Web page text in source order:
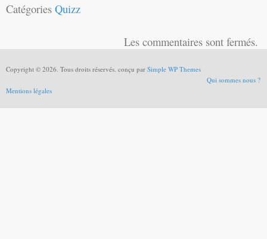
Catégories Quizz
Les commentaires sont fermés.
Copyright © 2026. Tous droits réservés. conçu par Simple WP Themes
Qui sommes nous ?
Mentions légales